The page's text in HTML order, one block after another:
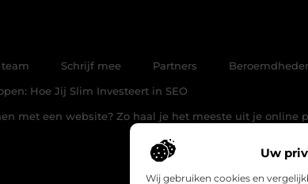
Uw
Wij gebruiken cookies en
Schrijf mee Partners
Hoe Jij Slim Investeert in SEO
met een website? Zo haal je het meeste uit je online